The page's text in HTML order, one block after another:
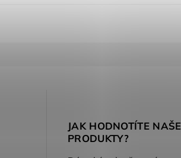
JAK HODNOTÍTE NAŠE
PRODUKTY?